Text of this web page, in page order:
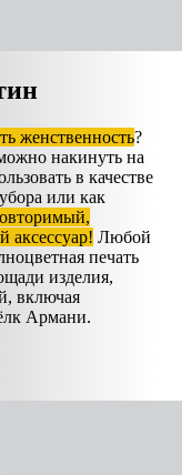
женственность?
накинуть на
в качестве
или как
аксессуар! Любой
печать
изделия,
включая
Армани.